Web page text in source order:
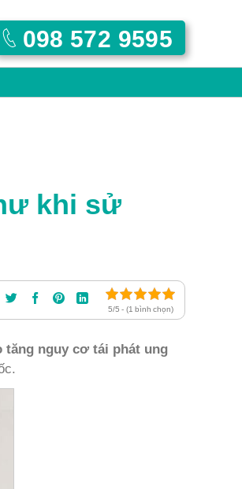
098 572 9595
khi sử
5/5 - (1 bình chọn)
tăng nguy cơ tái phát ung